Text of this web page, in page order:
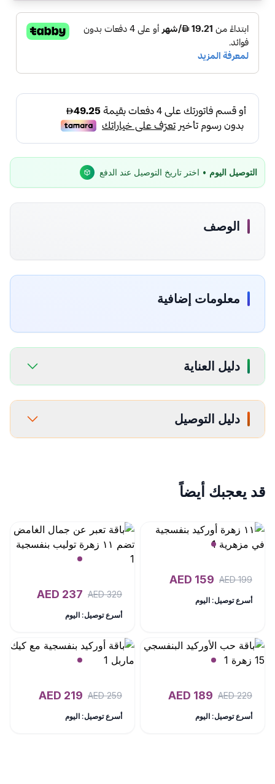
التوصيل اليوم • اختر تاريخ التوصيل عند الدفع
الوصف
معلومات إضافية
دليل العناية
دليل التوصيل
قد يعجبك أيضاً
199
AED
159
أسرع توصيل: اليوم
329
AED
237
أسرع توصيل: اليوم
229
AED
189
أسرع توصيل: اليوم
259
AED
219
أسرع توصيل: اليوم